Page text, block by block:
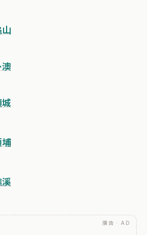
山
澳
埔
廣告 · AD